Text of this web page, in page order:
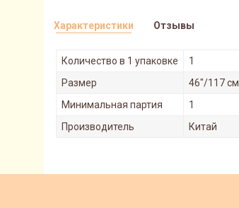
Характеристики
Количество в 1 упаковке
1
Размер
46"/117 см
Минимальная партия
1
Производитель
Китай
Отзывы